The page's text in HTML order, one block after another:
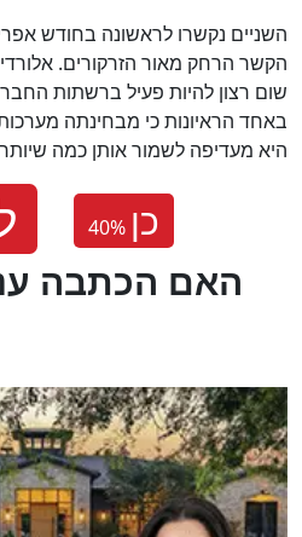
השניים נקשרו לראשונה בחודש
הקשר הרחק מאור הזרקורים.
שום רצון להיות פעיל ברשתות
באחד הראיונות כי מבחינתה
היא מעדיפה לשמור אותן כמה שיותר
40% כן
?האם הכתבה